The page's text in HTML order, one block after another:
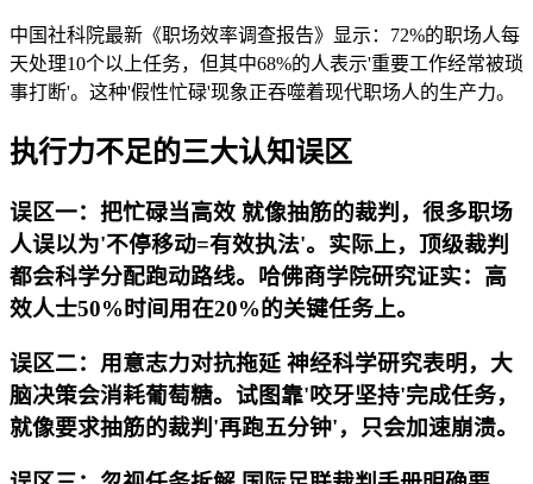
中国社科院最新《职场效率调查报告》显示：72%的职场人每
天处理10个以上任务，但其中68%的人表示'重要工作经常被琐
事打断'。这种'假性忙碌'现象正吞噬着现代职场人的生产力。
执行力不足的三大认知误区
误区一：把忙碌当高效 就像抽筋的裁判，很多职场
人误以为'不停移动=有效执法'。实际上，顶级裁判
都会科学分配跑动路线。哈佛商学院研究证实：高
效人士50%时间用在20%的关键任务上。
误区二：用意志力对抗拖延 神经科学研究表明，大
脑决策会消耗葡萄糖。试图靠'咬牙坚持'完成任务，
就像要求抽筋的裁判'再跑五分钟'，只会加速崩溃。